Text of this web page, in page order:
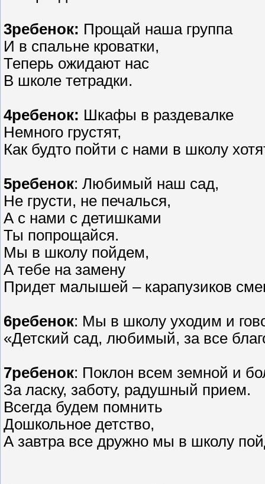
3ребенок: Прощай наша группа
И в спальне кроватки,
Теперь ожидают нас
В школе тетрадки.
4ребенок: Шкафы в раздевалке
Немного грустят,
Как будто пойти с нами в школу
5ребенок: Любимый наш сад,
Не грусти, не печалься,
А с нами с детишками
Ты попрощайся.
Мы в школу пойдем,
А тебе на замену
Придет малышей – карапузиков
6ребенок: Мы в школу уходим и
«Детский сад, любимый, за все
7ребенок: Поклон всем земной и
За ласку, заботу, радушный прием.
Всегда будем помнить
Дошкольное детство,
А завтра все дружно мы в школу